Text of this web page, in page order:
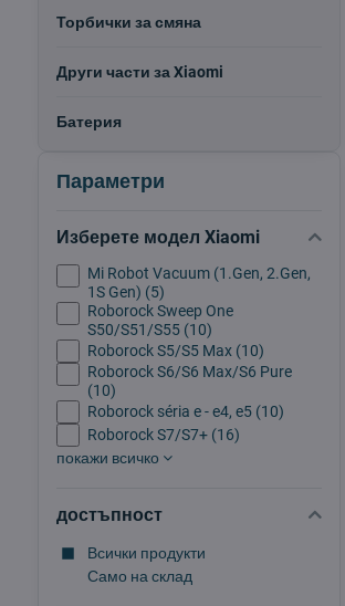
Параметри
Изберете модел Xiaomi
Mi Robot Vacuum (1.Gen, 2.Gen,
1S Gen) (5)
Roborock Sweep One
S50/S51/S55 (10)
Roborock S5/S5 Max (10)
Roborock S6/S6 Max/S6 Pure
(10)
Roborock séria e - e4, e5 (10)
Roborock S7/S7+ (16)
покажи всичко
достъпност
Всички продукти
Само на склад
Торбички за смяна
Други части за Xiaomi
Батерия